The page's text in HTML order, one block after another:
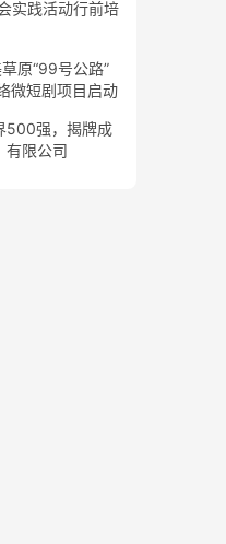
实践活动行前培
原“99号公路”
微短剧项目启动
500强，揭牌成
有限公司